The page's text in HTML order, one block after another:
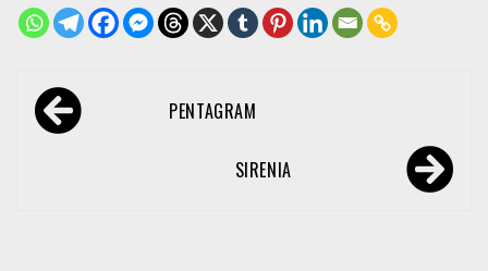
Navegación
de PENTAGRAM
SIRENIA